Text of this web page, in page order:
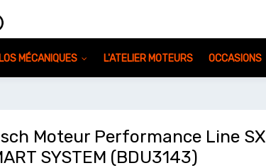
MÉCANIQUES L'ATELIER MOTEURS OCCASIONS
Moteur Performance Line SX
SYSTEM (BDU3143)